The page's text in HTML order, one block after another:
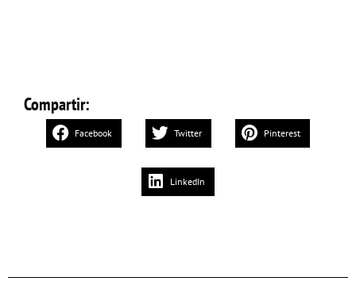
Compartir:
Facebook Twitter Pinterest
LinkedIn